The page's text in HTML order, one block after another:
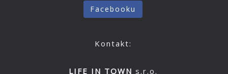
Facebooku
Kontakt:
LIFE IN TOWN s.r.o.